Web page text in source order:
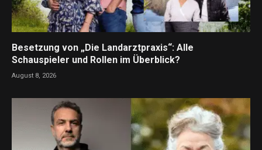
Besetzung von „Die Landarztpraxis“: Alle
Schauspieler und Rollen im Überblick?
August 8, 2026